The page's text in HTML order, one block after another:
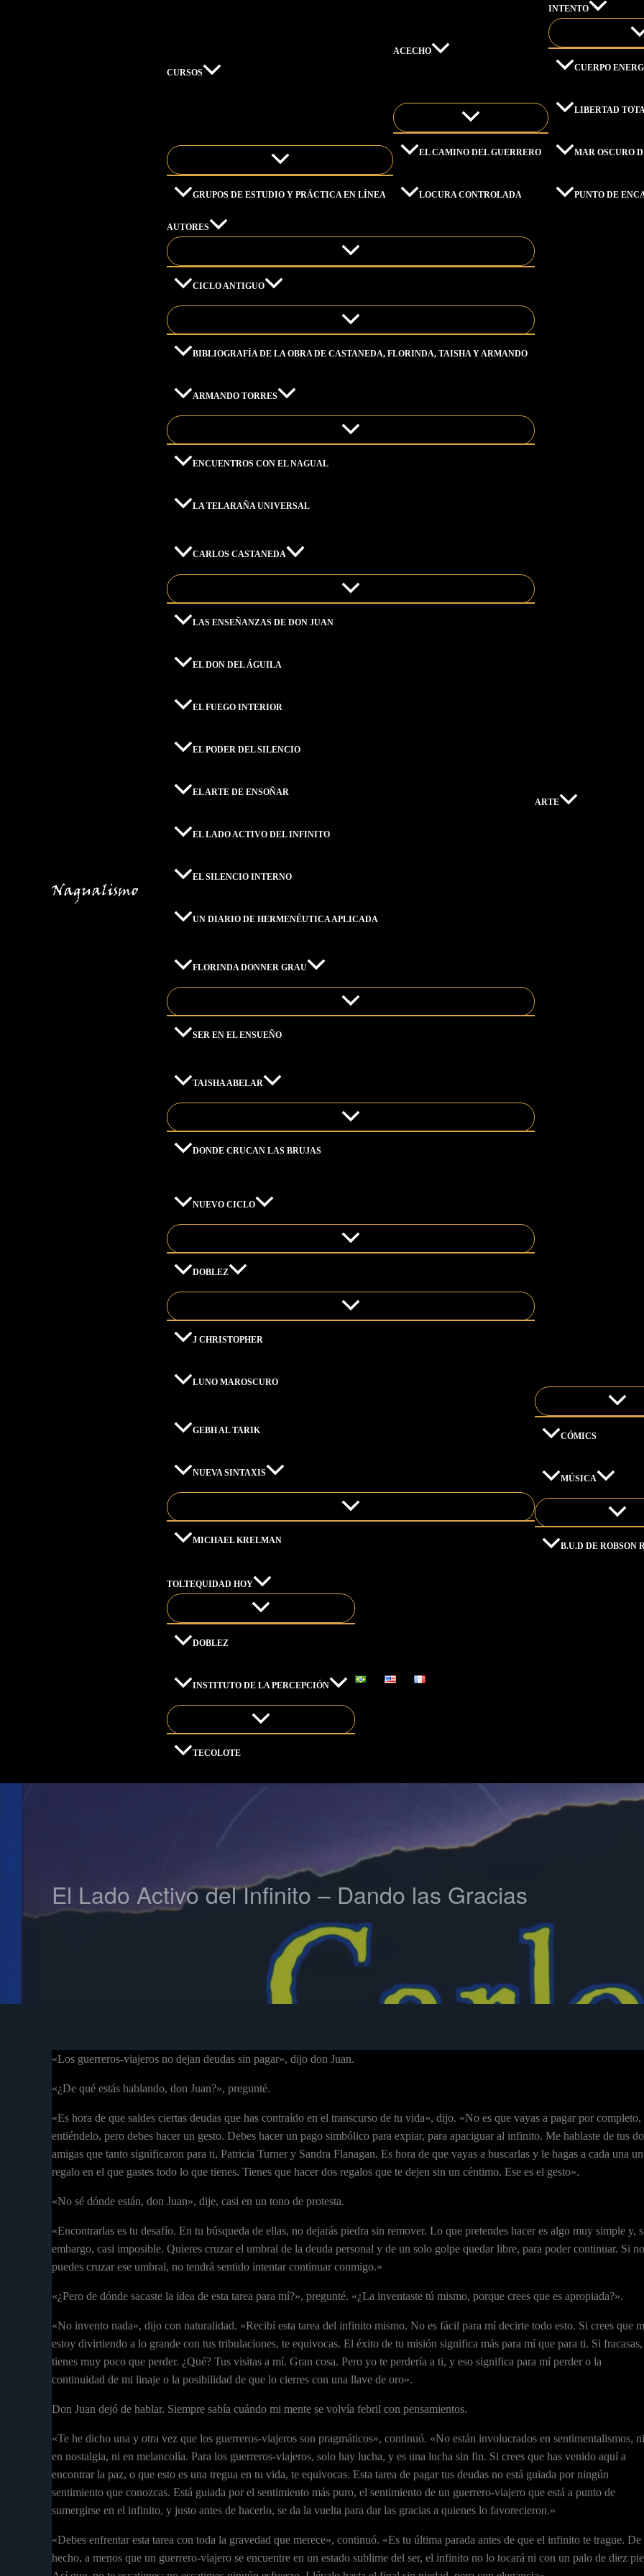
CURSOS
GRUPOS DE ESTUDIO Y PRÁCTICA EN LÍNEA
ACECHO
EL CAMINO DEL GUERRERO
LOCURA CONTROLADA
INTENTO
CUERPO
LIBERTAD
MAR OSCURO
PUNTO DE
AUTORES
CICLO ANTIGUO
BIBLIOGRAFÍA DE LA OBRA DE CASTANEDA, FLORINDA, TAISHA Y ARMANDO
ARMANDO TORRES
ENCUENTROS CON EL NAGUAL
LA TELARAÑA UNIVERSAL
CARLOS CASTANEDA
LAS ENSEÑANZAS DE DON JUAN
EL DON DEL ÁGUILA
EL FUEGO INTERIOR
EL PODER DEL SILENCIO
EL ARTE DE ENSOÑAR
EL LADO ACTIVO DEL INFINITO
EL SILENCIO INTERNO
UN DIARIO DE HERMENÉUTICA APLICADA
FLORINDA DONNER GRAU
SER EN EL ENSUEÑO
TAISHA ABELAR
DONDE CRUCAN LAS BRUJAS
NUEVO CICLO
DOBLEZ
J CHRISTOPHER
LUNO MAROSCURO
GEBH AL TARIK
NUEVA SINTAXIS
MICHAEL KRELMAN
ARTE
CÓMICS
MÚSICA
B.U.D DE ROBSON
TOLTEQUIDAD HOY
DOBLEZ
INSTITUTO DE LA PERCEPCIÓN
TECOLOTE
El Lado Activo del Infinito – Dando las Gracias
«Los guerreros-viajeros no dejan deudas sin pagar», dijo don Juan.
«¿De qué estás hablando, don Juan?», pregunté.
«Es hora de que saldes ciertas deudas que has contraído en el transcurso de tu vida», dijo. «No es que vayas a pagar por completo,
entiéndelo, pero debes hacer un gesto. Debes hacer un pago simbólico para expiar, para apaciguar al infinito. Me hablaste de tus
amigas que tanto significaron para ti, Patricia Turner y Sandra Flanagan. Es hora de que vayas a buscarlas y le hagas a cada una un
regalo en el que gastes todo lo que tienes. Tienes que hacer dos regalos que te dejen sin un céntimo. Ese es el gesto».
«No sé dónde están, don Juan», dije, casi en un tono de protesta.
«Encontrarlas es tu desafío. En tu búsqueda de ellas, no dejarás piedra sin remover. Lo que pretendes hacer es algo muy simple y,
embargo, casi imposible. Quieres cruzar el umbral de la deuda personal y de un solo golpe quedar libre, para poder continuar. Si no
puedes cruzar ese umbral, no tendrá sentido intentar continuar conmigo.»
«¿Pero de dónde sacaste la idea de esta tarea para mí?», pregunté. «¿La inventaste tú mismo, porque crees que es apropiada?».
«No invento nada», dijo con naturalidad. «Recibí esta tarea del infinito mismo. No es fácil para mí decirte todo esto. Si crees que
estoy divirtiendo a lo grande con tus tribulaciones, te equivocas. El éxito de tu misión significa más para mí que para ti. Si fracasas,
tienes muy poco que perder. ¿Qué? Tus visitas a mí. Gran cosa. Pero yo te perdería a ti, y eso significa para mí perder o la
continuidad de mi linaje o la posibilidad de que lo cierres con una llave de oro».
Don Juan dejó de hablar. Siempre sabía cuándo mi mente se volvía febril con pensamientos.
«Te he dicho una y otra vez que los guerreros-viajeros son pragmáticos», continuó. «No están involucrados en sentimentalismos, ni
en nostalgia, ni en melancolía. Para los guerreros-viajeros, solo hay lucha, y es una lucha sin fin. Si crees que has venido aquí a
encontrar la paz, o que esto es una tregua en tu vida, te equivocas. Esta tarea de pagar tus deudas no está guiada por ningún
sentimiento que conozcas. Está guiada por el sentimiento más puro, el sentimiento de un guerrero-viajero que está a punto de
sumergirse en el infinito, y justo antes de hacerlo, se da la vuelta para dar las gracias a quienes lo favorecieron.»
«Debes enfrentar esta tarea con toda la gravedad que merece», continuó. «Es tu última parada antes de que el infinito te trague. De
hecho, a menos que un guerrero-viajero se encuentre en un estado sublime del ser, el infinito no lo tocará ni con un palo de diez